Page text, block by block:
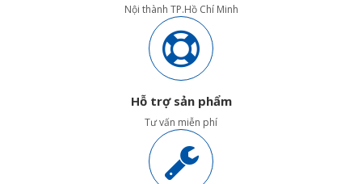
Nội thành TP.Hồ Chí Minh
Hỗ trợ sản phẩm
Tư vấn miễn phí